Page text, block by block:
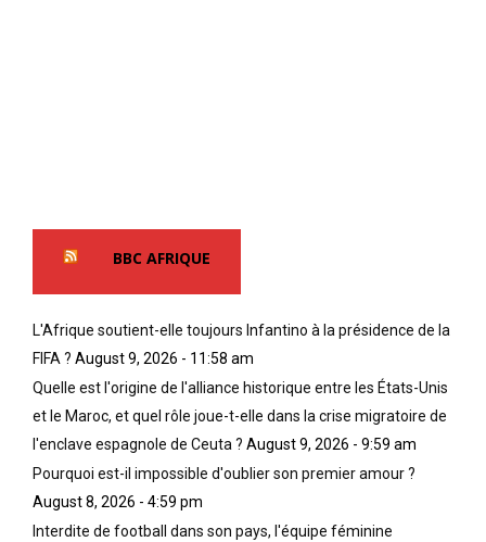
BBC AFRIQUE
L'Afrique soutient-elle toujours Infantino à la présidence de la
FIFA ? August 9, 2026 - 11:58 am
Quelle est l'origine de l'alliance historique entre les États-Unis
et le Maroc, et quel rôle joue-t-elle dans la crise migratoire de
l'enclave espagnole de Ceuta ? August 9, 2026 - 9:59 am
Pourquoi est-il impossible d'oublier son premier amour ?
August 8, 2026 - 4:59 pm
Interdite de football dans son pays, l'équipe féminine